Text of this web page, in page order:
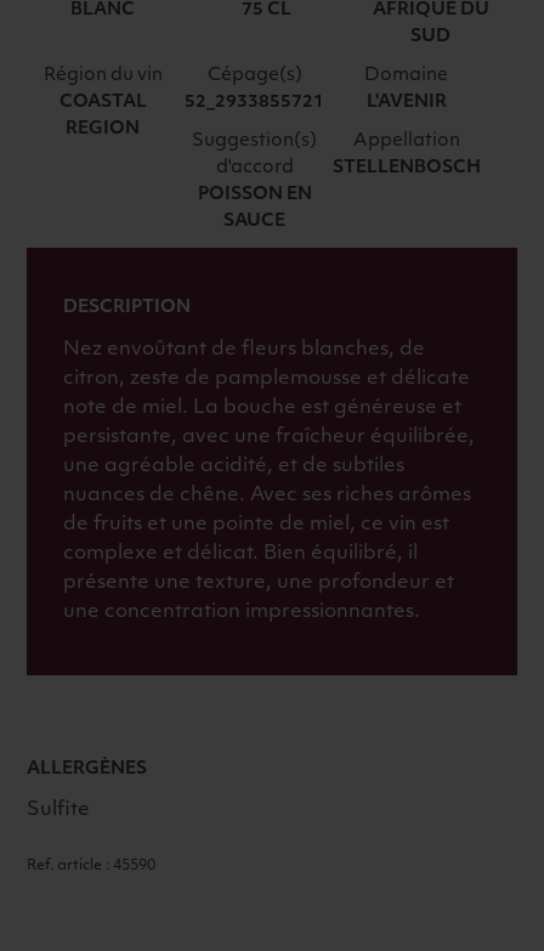
STELLENBOSCH
BLANC
BLANC 75 CL
AFRIQUE DU
SUD
Région du vin
COASTAL
REGION
Cépage(s)
52_2933855721
Domaine
L'AVENIR
Suggestion(s)
d'accord
POISSON EN
SAUCE
Appellation
STELLENBOSCH
DESCRIPTION
Nez envoûtant de fleurs blanches, de
citron, zeste de pamplemousse et délicate
note de miel. La bouche est généreuse et
persistante, avec une fraîcheur équilibrée,
une agréable acidité, et de subtiles
nuances de chêne. Avec ses riches arômes
de fruits et une pointe de miel, ce vin est
complexe et délicat. Bien équilibré, il
présente une texture, une profondeur et
une concentration impressionnantes.
ALLERGÈNES
Sulfite
Ref. article : 45590